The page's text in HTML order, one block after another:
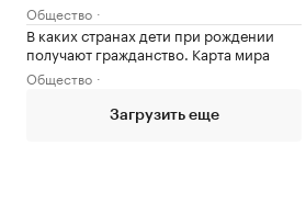
Общество
В каких странах дети при рождении
получают гражданство. Карта мира
Общество
Загрузить еще